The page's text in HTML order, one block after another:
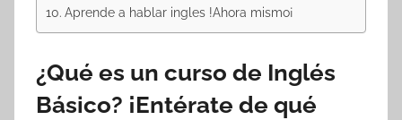
Aprende a hablar ingles !Ahora mismo¡
¿Qué es un curso de Inglés
Básico? ¡Entérate de qué